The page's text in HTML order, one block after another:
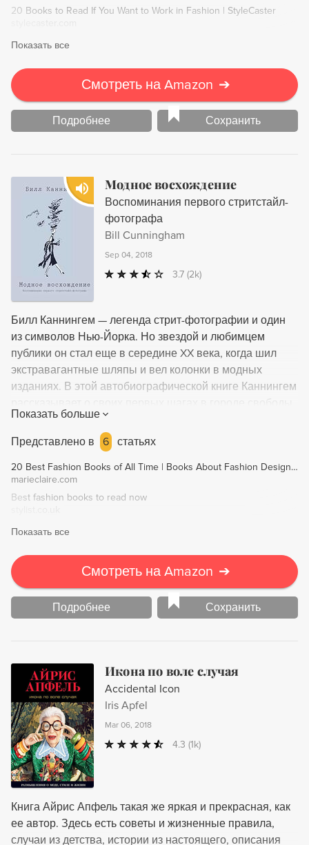
20 Books to Read If You Want to Work in Fashion | StyleCaster
Показать все
Смотреть на Amazon ➔
Подробнее Сохранить
Модное восхождение
Воспоминания первого стритстайл-
фотографа
Bill Cunningham
Sep 04, 2018
3.7 (2k)
Билл Каннингем — легенда стрит-фотографии и один
из символов Нью-Йорка. Но звездой и любимцем
публики он стал еще в середине XX века, когда шил
экстравагантные шляпы и вел колонки в модных
изданиях. В этой автобиографической книге Каннингем
и гламура, о золотом веке высокой моды и о пути
к высотам модного олимпа. Закулисье модного мира
и свои в нем приключения Билл описывает живо,
остроумно и безжалостно.
Показать больше
Представлено в
6 статьях
20 Best Fashion Books of All Time | Books About Fashion Designers
marieclaire.com
Best fashion books to read now
Показать все
Смотреть на Amazon ➔
Подробнее Сохранить
Икона по воле случая
Accidental Icon
Iris Apfel
Mar 06, 2018
4.3 (1k)
Книга Айрис Апфель такая же яркая и прекрасная, как
ее автор. Здесь есть советы и жизненные правила,
случаи из детства, истории из настоящего, описания